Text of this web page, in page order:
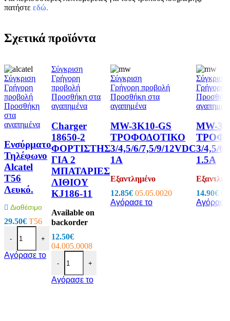
πατήστε εδώ.
Σχετικά προϊόντα
Σύγκριση
Γρήγορη
προβολή
Προσθήκη
στα
αγαπημένα
Ενσύρματο
Τηλέφωνο
Αlcatel
T56
Λευκό.
Διαθέσιμο
29.50€ T56
- +
Αγόρασε το
Σύγκριση
Γρήγορη
προβολή
Προσθήκη στα
αγαπημένα
Charger
18650-2
ΦΟΡΤΙΣΤΗΣ
ΓΙΑ 2
ΜΠΑΤΑΡΙΕΣ
ΛΙΘΙΟΥ
KJ186-11
Available on
backorder
12.50€
04.005.0008
- +
Αγόρασε το
Σύγκριση
Γρήγορη προβολή
Προσθήκη στα
αγαπημένα
MW-3K10-GS
ΤΡΟΦΟΔΟΤΙΚΟ
3/4,5/6/7,5/9/12VDC
1A
Εξαντλημένο
12.85€ 05.05.0020
Αγόρασε το
Σύγκριση
Γρήγορη
MW-
3/4,5/
1.5A
14.90€
Αγόρασε